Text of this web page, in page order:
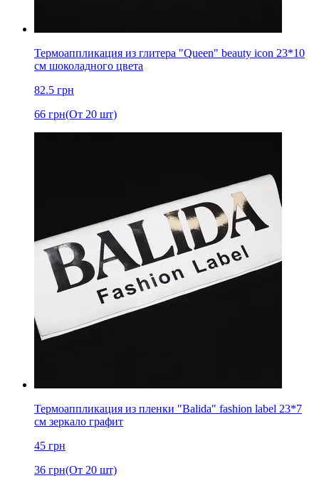
Термоаппликация из глитера "Queen" beauty icon 23*10
см шоколадного цвета
82.5 грн
66 грн(От 20 шт)
Термоаппликация из пленки "Balida" fashion label 23*7
см зеркало графит
45 грн
36 грн(От 20 шт)